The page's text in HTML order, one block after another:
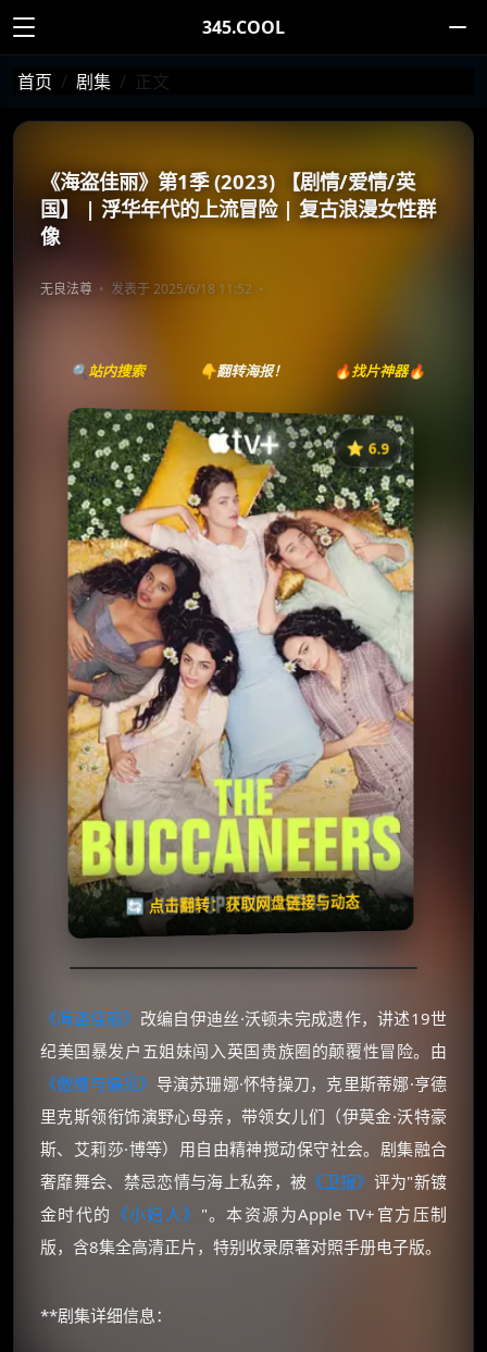
345.COOL
首页 剧集 正文
《海盗佳丽》第1季 (2023) 【剧情/爱情/英
国】 | 浮华年代的上流冒险 | 复古浪漫女性群
像
无良法尊 发表于 2025/6/18 11:52
🔍站内搜索 👇翻转海报！ 🔥找片神器🔥
⭐️ 6.9
🔄 点击翻转：获取网盘链接与动态
《海盗佳丽》
⭐
收藏
⭐️ 评分：6.9 | 🎬 2023年
📺 连载中
夸克网盘
失效请反馈
🧧️
天天领红包
《海盗佳丽》 改编自伊迪丝·沃顿未完成遗作，讲述19世
纪美国暴发户五姐妹闯入英国贵族圈的颠覆性冒险。由
《傲慢与偏见》 导演苏珊娜·怀特操刀，克里斯蒂娜·亨德
里克斯领衔饰演野心母亲，带领女儿们（伊莫金·沃特豪
斯、艾莉莎·博等）用自由精神搅动保守社会。剧集融合
奢靡舞会、禁忌恋情与海上私奔，被 《卫报》 评为"新镀
金时代的 《小妇人》 "。本资源为Apple TV+官方压制
版，含8集全高清正片，特别收录原著对照手册电子版。
**剧集详细信息：